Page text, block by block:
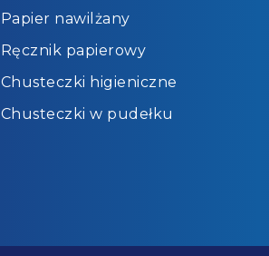
Papier nawilżany
Ręcznik papierowy
Chusteczki higieniczne
Chusteczki w pudełku